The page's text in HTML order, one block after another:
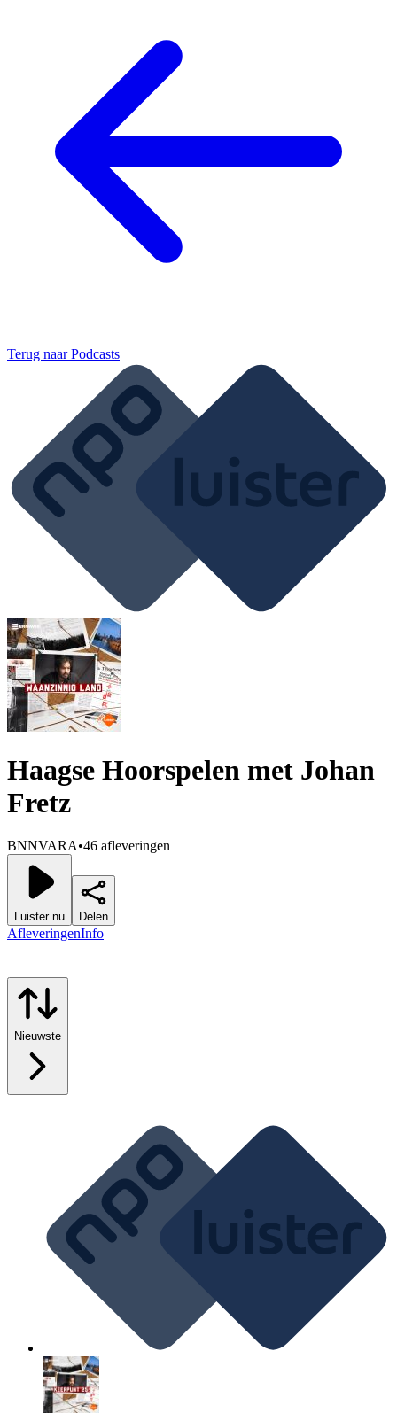
Terug naarPodcasts
Haagse Hoorspelen met Johan
Fretz
BNNVARA•46 afleveringen
Luister nu Delen
AfleveringenInfo
Nieuwste